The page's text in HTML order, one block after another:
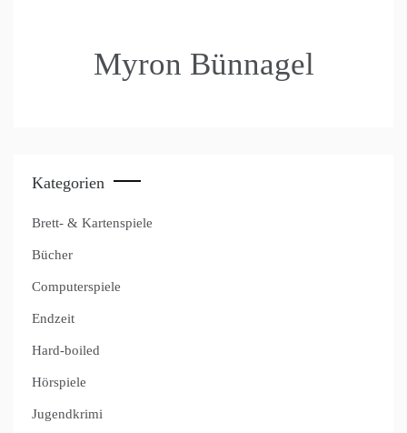
Myron Bünnagel
Kategorien
Brett- & Kartenspiele
Bücher
Computerspiele
Endzeit
Hard-boiled
Hörspiele
Jugendkrimi